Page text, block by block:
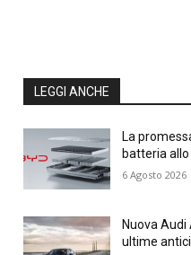
LEGGI ANCHE
La
batteria
6 Agosto 2026
Nuova
ultime